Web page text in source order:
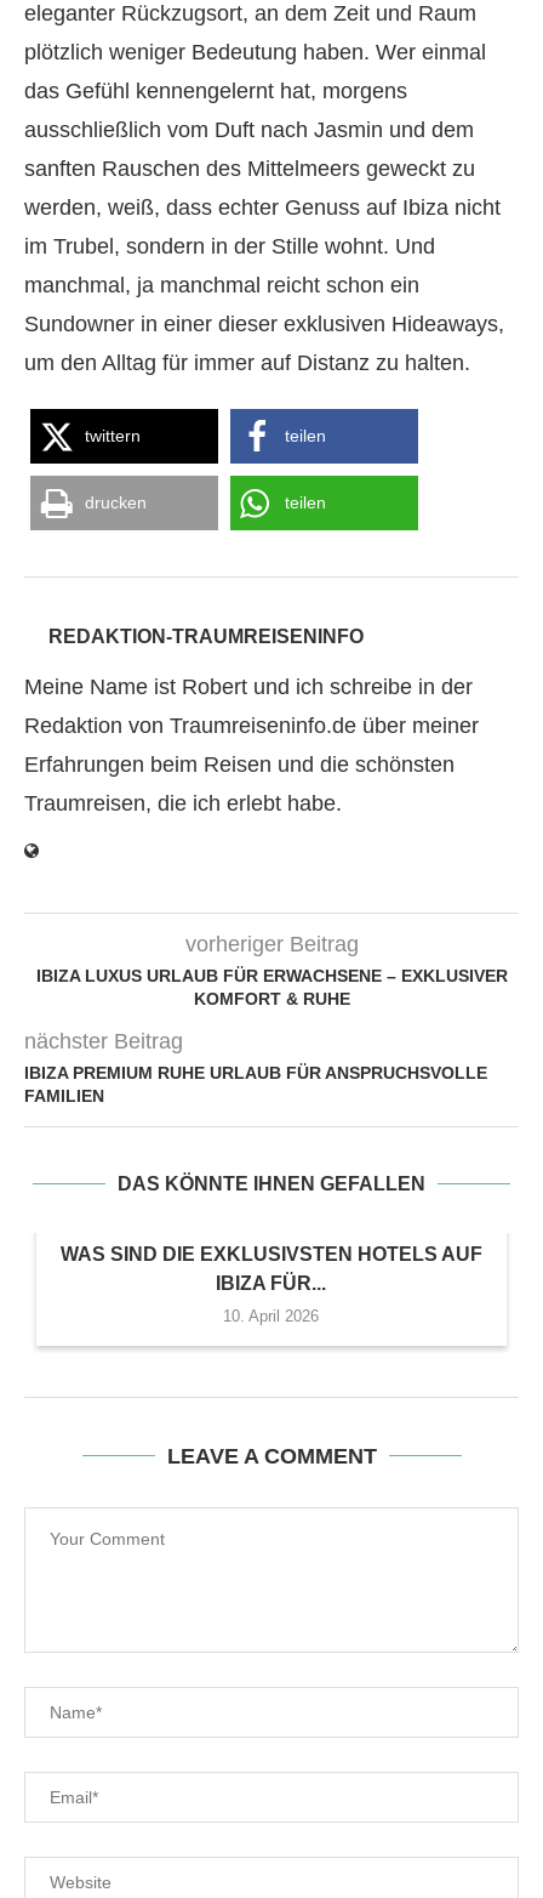
eleganter Rückzugsort, an dem Zeit und Raum
plötzlich weniger Bedeutung haben. Wer einmal
das Gefühl kennengelernt hat, morgens
ausschließlich vom Duft nach Jasmin und dem
sanften Rauschen des Mittelmeers geweckt zu
werden, weiß, dass echter Genuss auf Ibiza nicht
im Trubel, sondern in der Stille wohnt. Und
manchmal, ja manchmal reicht schon ein
Sundowner in einer dieser exklusiven Hideaways,
um den Alltag für immer auf Distanz zu halten.
twittern teilen
drucken teilen
REDAKTION-TRAUMREISENINFO
Meine Name ist Robert und ich schreibe in der
Redaktion von Traumreiseninfo.de über meiner
Erfahrungen beim Reisen und die schönsten
Traumreisen, die ich erlebt habe.
vorheriger Beitrag
IBIZA LUXUS URLAUB FÜR ERWACHSENE – EXKLUSIVER
KOMFORT & RUHE
nächster Beitrag
IBIZA PREMIUM RUHE URLAUB FÜR ANSPRUCHSVOLLE
FAMILIEN
DAS KÖNNTE IHNEN GEFALLEN
WAS SIND DIE EXKLUSIVSTEN HOTELS AUF
IBIZA FÜR...
10. April 2026
LEAVE A COMMENT